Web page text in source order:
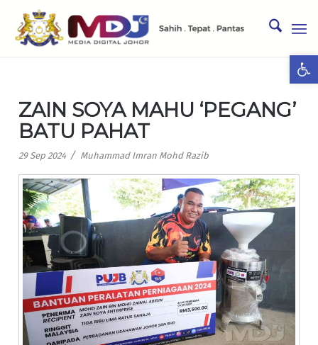
ZAIN SOYA MAHU ‘PEGANG’
BATU PAHAT
29 Sep 2024 / Muhammad Imran Mohd Razib